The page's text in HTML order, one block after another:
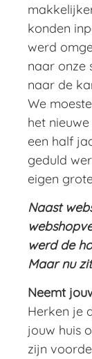
konden
werd
naar onze
naar de
We
het
een half
geduld
eigen
Naast
werd de
Maar nu
Neemt
Herken je
jouw huis
zijn